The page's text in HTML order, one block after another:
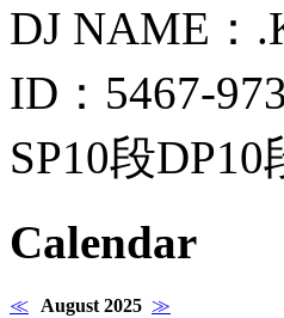
DJ NAME：
ID：5467-
SP10段DP10
Calendar
≪ August 2025 ≫